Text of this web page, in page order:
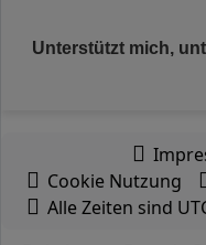
Unterstützt mich,
Cookie Nutzung
Alle Zeiten sind